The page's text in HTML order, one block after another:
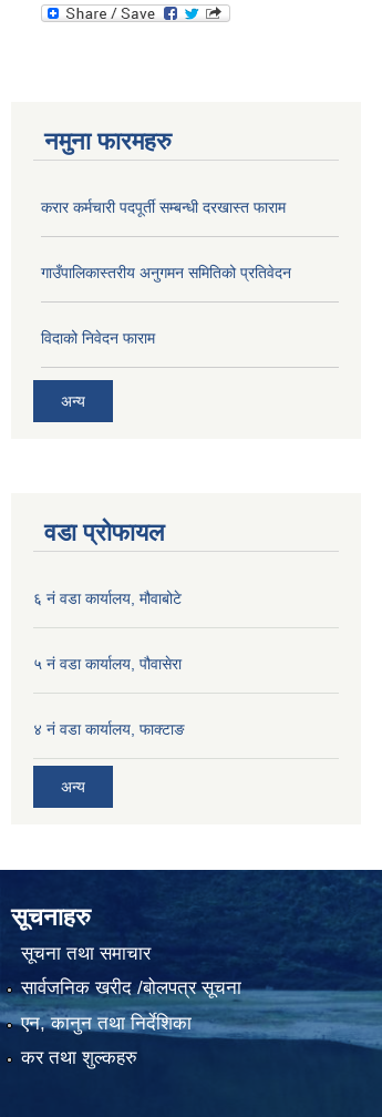
नमुना फारमहरु
करार कर्मचारी पदपूर्ती सम्बन्धी दरखास्त फाराम
गाउँपालिकास्तरीय अनुगमन समितिको प्रतिवेदन
विदाको निवेदन फाराम
अन्य
वडा प्रोफायल
६ नं वडा कार्यालय, मौवाबोटे
५ नं वडा कार्यालय, पौवासेरा
४ नं वडा कार्यालय, फाक्टाङ
अन्य
सूचनाहरु
सूचना तथा समाचार
सार्वजनिक खरीद /बोलपत्र सूचना
एन, कानुन तथा निर्देशिका
कर तथा शुल्कहरु